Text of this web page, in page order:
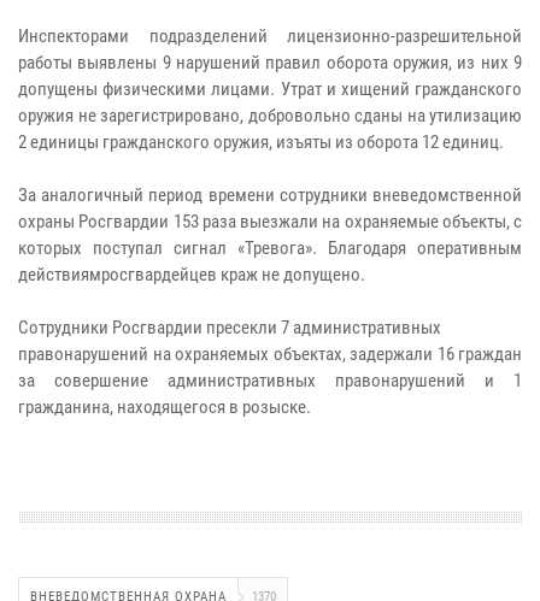
Инспекторами подразделений лицензионно-разрешительной
работы выявлены 9 нарушений правил оборота оружия, из них 9
допущены физическими лицами. Утрат и хищений гражданского
оружия не зарегистрировано, добровольно сданы на утилизацию
2 единицы гражданского оружия, изъяты из оборота 12 единиц.
За аналогичный период времени сотрудники вневедомственной
охраны Росгвардии 153 раза выезжали на охраняемые объекты, с
которых поступал сигнал «Тревога». Благодаря оперативным
действиямросгвардейцев краж не допущено.
Сотрудники Росгвардии пресекли 7 административных
правонарушений на охраняемых объектах, задержали 16 граждан
за совершение административных правонарушений и 1
гражданина, находящегося в розыске.
ВНЕВЕДОМСТВЕННАЯ ОХРАНА 1370